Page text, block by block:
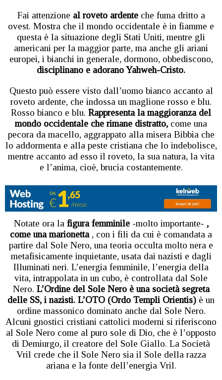
Fai attenzione al roveto ardenteche fuma dritto a
ovest. Mostra che il mondo occidentale è in fiamme e
questa è la situazione degli Stati Uniti, mentre gli
americani per la maggior parte, ma anche gli ariani
europei, i bianchi in generale, dormono, obbediscono,
disciplinano e adorano Yahweh-Cristo.
Questo può essere visto dall’uomo bianco accanto al
roveto ardente, che indossa un maglione rosso e blu.
Rosso bianco e blu. Rappresenta la maggioranza del
mondo occidentale che rimane distratto, come una
pecora da macello, aggrappato alla misera Bibbia che
lo addormenta e alla peste cristiana che lo indebolisce,
mentre accanto ad esso il roveto, la sua natura, la vita
e l’anima, cioè, brucia costantemente.
Notate ora la figura femminile-molto importante- ,
come una marionetta , con i fili da cui è comandata a
partire dal Sole Nero, una teoria occulta molto nera e
metafisicamente inquietante, usata dai nazisti e dagli
Illuminati neri. L’energia femminile, l’energia della
vita, intrappolata in un cubo, è controllata dal Sole
Nero. L’Ordine del Sole Nero è una società segreta
delle SS, i nazisti. L’OTO (Ordo Templi Orientis) è un
ordine massonico dominato anche dal Sole Nero.
Alcuni gnostici cristiani cattolici moderni si riferiscono
al Sole Nero come al puro sole di Dio, che è l’opposto
di Demiurgo, il creatore del Sole Giallo. La Società
Vril crede che il Sole Nero sia il Sole della razza
ariana e la fonte dell’energia Vril.